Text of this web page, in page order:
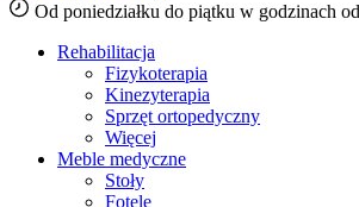
Od poniedziałku do piątku w godzinach
Rehabilitacja
Fizykoterapia
Kinezyterapia
Sprzęt ortopedyczny
Więcej
Meble medyczne
Stoły
Fotele